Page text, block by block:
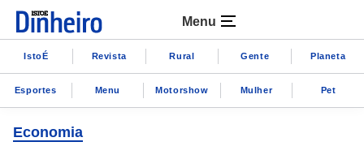
Menu
IstoÉ Revista Rural Gente Planeta
Esportes Menu Motorshow Mulher Pet
Economia